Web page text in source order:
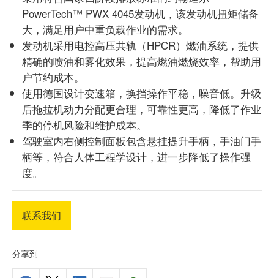
PowerTech™ PWX 4045发动机，该发动机扭矩储备
大，满足用户中重负载作业的需求。
发动机采用电控高压共轨（HPCR）燃油系统，提供
精确的喷油和雾化效果，提高燃油燃烧效率，帮助用
户节约成本。
使用德国设计变速箱，换挡操作平稳，噪音低。升级
后拖拉机动力分配更合理，可靠性更高，降低了作业
季的停机风险和维护成本。
驾驶室内右侧控制面板包含悬挂提升手柄，手油门手
柄等，符合人体工程学设计，进一步降低了操作强
度。
联系我们
分享到